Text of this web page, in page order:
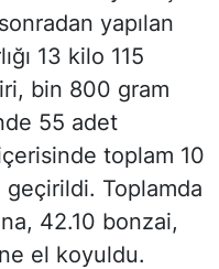
yapılan
13 kilo 115
bin 800 gram
55 adet
toplam 10
Toplamda
42.10 bonzai,
el koyuldu.